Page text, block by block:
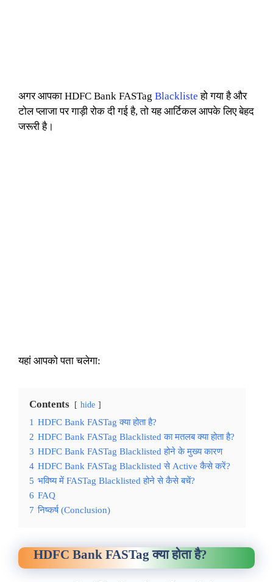
अगर आपका HDFC Bank FASTag Blackliste हो गया है और
टोल प्लाजा पर गाड़ी रोक दी गई है, तो यह आर्टिकल आपके लिए बेहद
जरूरी है।
यहां आपको पता चलेगा:
Contents hide
1 HDFC Bank FASTag क्या होता है?
2 HDFC Bank FASTag Blacklisted का मतलब क्या होता है?
3 HDFC Bank FASTag Blacklisted होने के मुख्य कारण
4 HDFC Bank FASTag Blacklisted से Active कैसे करें?
5 भविष्य में FASTag Blacklisted होने से कैसे बचें?
6 FAQ
7 निष्कर्ष (Conclusion)
HDFC Bank FASTag क्या होता है?